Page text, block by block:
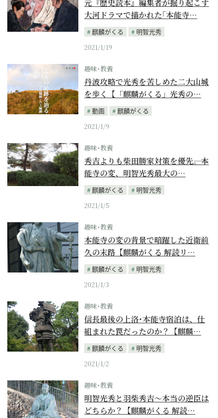
元『歴史読本』編集者が掘り起こす
大河ドラマで描かれた｢本能寺…
麒麟がくる
明智光秀
2021/1/19
趣味･教養
丹波攻略で光秀を苦しめた二大山城
を歩く【「麒麟がくる」光秀の…
動画
麒麟がくる
2021/1/9
趣味･教養
秀吉よりも柴田勝家対策を優先――。本
能寺の変、明智光秀最大の…
麒麟がくる
明智光秀
2021/1/5
趣味･教養
本能寺の変の背景で暗躍した近衛前
久の末路【麒麟がくる 解読リ…
麒麟がくる
明智光秀
2021/1/3
趣味･教養
信長最後の上洛･本能寺宿泊は、仕
組まれた罠だったのか？【麒麟…
麒麟がくる
明智光秀
2021/1/2
趣味･教養
明智光秀と羽柴秀吉～本当の逆臣は
どちらか？【麒麟がくる 解読…